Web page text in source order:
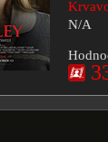
N/A